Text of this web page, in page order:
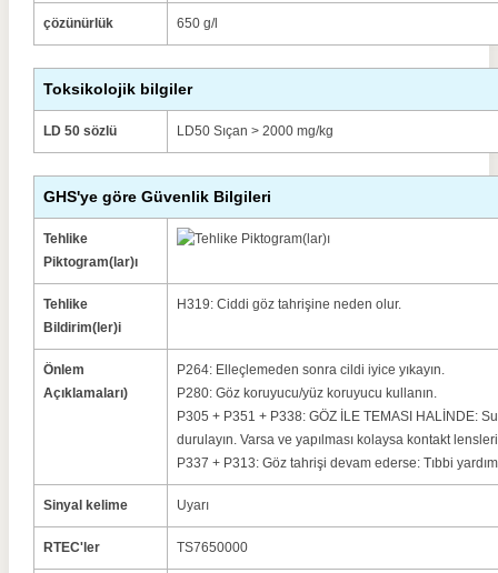
çözünürlük 650 g/l
Toksikolojik bilgiler
LD 50 sözlü LD50 Sıçan > 2000 mg/kg
GHS'ye göre Güvenlik Bilgileri
Tehlike
Piktogram(lar)ı
Tehlike
Bildirim(ler)i
H319: Ciddi göz tahrişine neden olur.
Önlem
Açıklamaları)
P264: Elleçlemeden sonra cildi iyice yıkayın.
P280: Göz koruyucu/yüz koruyucu kullanın.
P305 + P351 + P338: GÖZ İLE TEMASI HALİNDE:
durulayın. Varsa ve yapılması kolaysa kontakt
P337 + P313: Göz tahrişi devam ederse: Tıbbi
Sinyal kelime Uyarı
RTEC'ler TS7650000